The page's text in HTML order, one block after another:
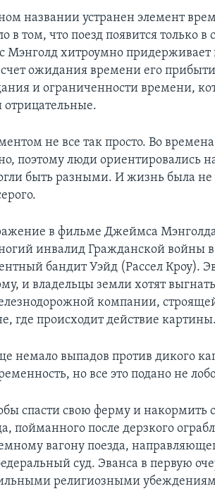
названии устранен элемент
в том, что поезд появится только
хитроумно придерживает
ожидания времени его
и ограниченности времени,
не все так просто. Во
поэтому люди ориентировались
быть разными. И жизнь была
в фильме Джеймса
инвалид Гражданской войны
бандит Уэйд (Рассел Кроу).
и владельцы земли хотят
компании,
где происходит действие картины.
немало выпадов против дикого
но все это подано не
спасти свою ферму и накормить
пойманного после дерзкого
вагону поезда,
суд. Эванса в первую
религиозными